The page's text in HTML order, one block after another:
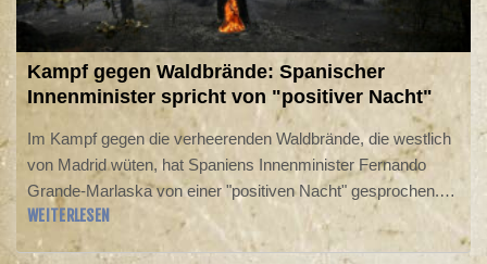
Kampf gegen Waldbrände: Spanischer
Innenminister spricht von "positiver Nacht"
Im Kampf gegen die verheerenden Waldbrände, die westlich
von Madrid wüten, hat Spaniens Innenminister Fernando
Grande-Marlaska von einer "positiven Nacht" gesprochen.
"Dank des enormen Einsatzes der Helfer" konnten
Fortschritte bei der Bekämpfung des Feuers erzielt werden,
WEITERLESEN